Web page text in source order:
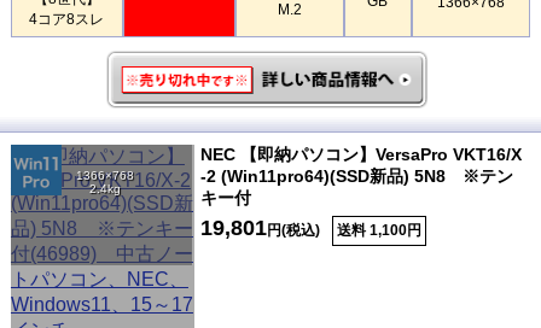
4コア8スレ
M.2
1366×768
2.4kg
NEC 【即納パソコン】VersaPro VKT16/X
-2 (Win11pro64)(SSD新品) 5N8 ※テン
キー付
19,801円(税込) 送料 1,100円